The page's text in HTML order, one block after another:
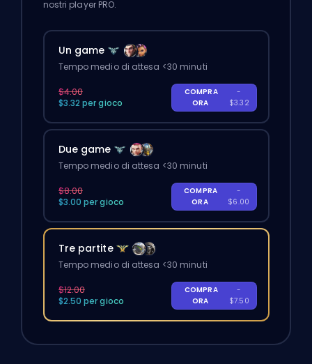
nostri player PRO.
Un game
Tempo medio di attesa <30 minuti
$4.00
$3.32 per gioco
COMPRA
ORA
-
$3.32
Due game
Tempo medio di attesa <30 minuti
$8.00
$3.00 per gioco
COMPRA
ORA
-
$6.00
Tre partite
Tempo medio di attesa <30 minuti
$12.00
$2.50 per gioco
COMPRA
ORA
-
$7.50